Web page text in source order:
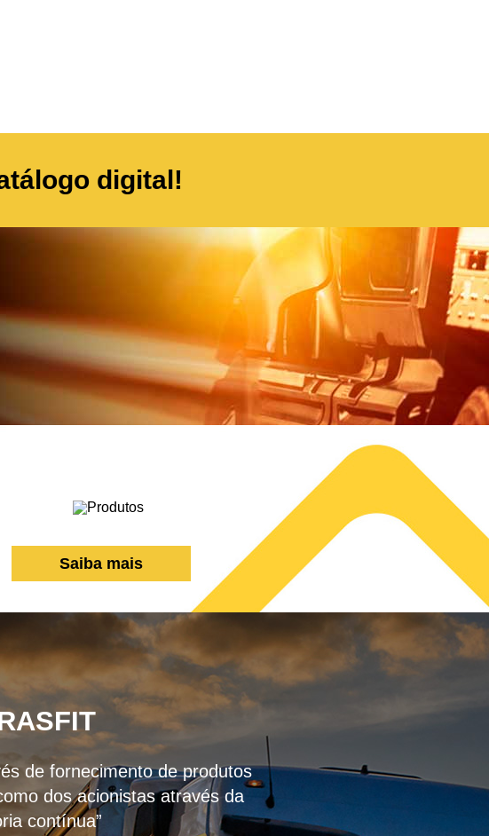
digital!
Saiba mais
de fornecimento de produtos
dos acionistas através da
contínua”